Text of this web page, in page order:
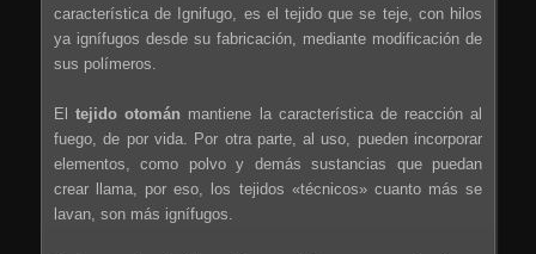
característica de Ignifugo, es el tejido que se teje, con hilos
ya ignífugos desde su fabricación, mediante modificación de
sus polímeros.
El tejido otomán mantiene la característica de reacción al
fuego, de por vida. Por otra parte, al uso, pueden incorporar
elementos, como polvo y demás sustancias que puedan
crear llama, por eso, los tejidos «técnicos» cuanto más se
lavan, son más ignífugos.